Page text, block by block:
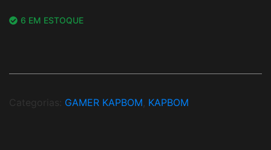
6 EM ESTOQUE
Categorias: GAMER KAPBOM KAPBOM